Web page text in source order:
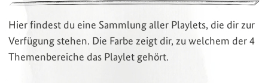
Hier findest du eine Sammlung aller Playlets, die dir zur
Verfügung stehen. Die Farbe zeigt dir, zu welchem der 4
Themenbereiche das Playlet gehört.